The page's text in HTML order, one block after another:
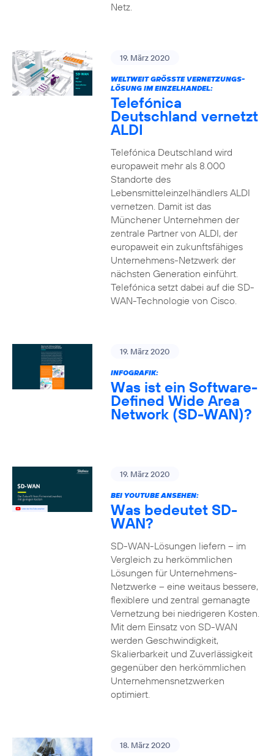
Netz.
19. März 2020
WELTWEIT GRÖSSTE VERNETZUNGS-L
ÖSUNG IM EINZELHANDEL:
Telefónica
Deutschland vernetzt
ALDI
Telefónica Deutschland wird
europaweit mehr als 8.000
Standorte des
Lebensmitteleinzelhändlers ALDI
vernetzen. Damit ist das
Münchener Unternehmen der
zentrale Partner von ALDI, der
europaweit ein zukunftsfähiges
Unternehmens-Netzwerk der
nächsten Generation einführt.
Telefónica setzt dabei auf die SD-
WAN-Technologie von Cisco.
19. März 2020
INFOGRAFIK:
Was ist ein Software-
Defined Wide Area
Network (SD-WAN)?
19. März 2020
BEI YOUTUBE ANSEHEN:
Was bedeutet SD-
WAN?
SD-WAN-Lösungen liefern – im
Vergleich zu herkömmlichen
Lösungen für Unternehmens-
Netzwerke – eine weitaus bessere,
flexiblere und zentral gemanagte
Vernetzung bei niedrigeren Kosten.
Mit dem Einsatz von SD-WAN
werden Geschwindigkeit,
Skalierbarkeit und Zuverlässigkeit
gegenüber den herkömmlichen
Unternehmensnetzwerken
optimiert.
18. März 2020